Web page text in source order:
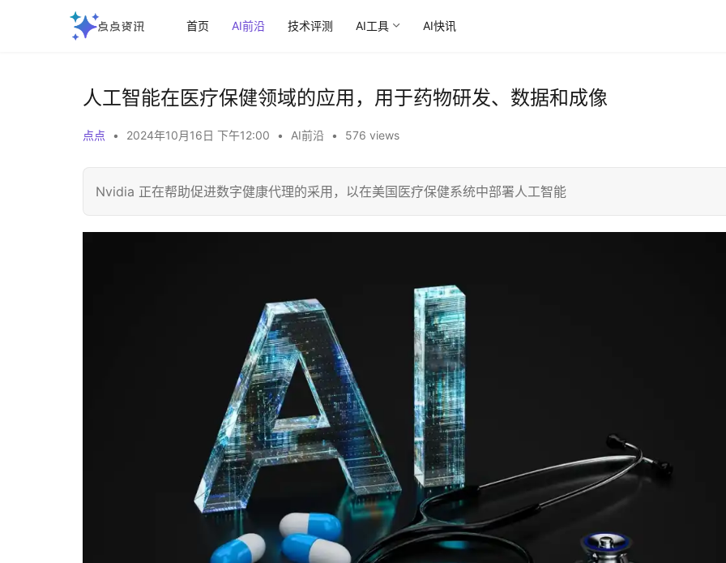
首页 AI前沿 技术评测 AI工具 AI快讯
人工智能在医疗保健领域的应用，用于药物研发、数据和成像
点点 • 2024年10月16日 下午12:00 • AI前沿 • 576 views
Nvidia 正在帮助促进数字健康代理的采用，以在美国医疗保健系统中部署人工智能